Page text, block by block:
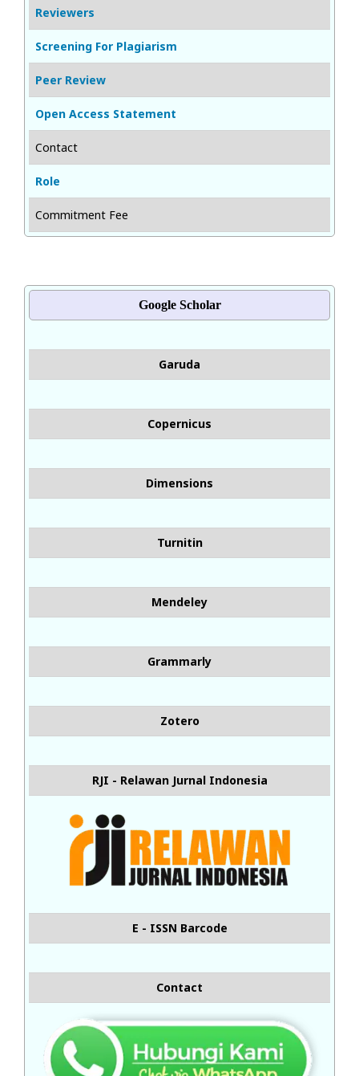
Reviewers
Screening For Plagiarism
Peer Review
Open Access Statement
Contact
Role
Commitment Fee
Google Scholar
Garuda
Copernicus
Dimensions
Turnitin
Mendeley
Grammarly
Zotero
RJI - Relawan Jurnal Indonesia
E - ISSN Barcode
Contact